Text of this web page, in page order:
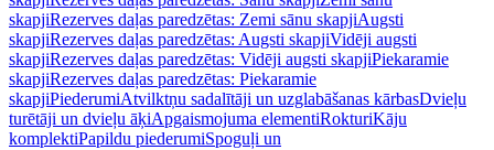
skapjiRezerves daļas paredzētas: Zemi sānu skapjiAugsti
skapjiRezerves daļas paredzētas: Augsti skapjiVidēji augsti
skapjiRezerves daļas paredzētas: Vidēji augsti skapjiPiekaramie
skapjiRezerves daļas paredzētas: Piekaramie
skapjiPiederumiAtvilktņu sadalītāji un uzglabāšanas kārbasDvieļu
turētāji un dvieļu āķiApgaismojuma elementiRokturiKāju
komplektiPapildu piederumiSpoguļi un